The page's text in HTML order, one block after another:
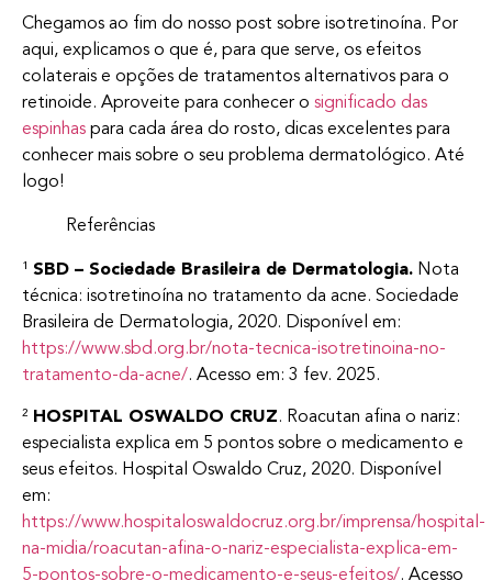
Chegamos ao fim do nosso post sobre isotretinoína. Por
aqui, explicamos o que é, para que serve, os efeitos
colaterais e opções de tratamentos alternativos para o
retinoide. Aproveite para conhecer o significado das
espinhas para cada área do rosto, dicas excelentes para
conhecer mais sobre o seu problema dermatológico. Até
logo!
Referências
¹ SBD – Sociedade Brasileira de Dermatologia. Nota
técnica: isotretinoína no tratamento da acne. Sociedade
Brasileira de Dermatologia, 2020. Disponível em:
https://www.sbd.org.br/nota-tecnica-isotretinoina-no-
tratamento-da-acne/. Acesso em: 3 fev. 2025.
² HOSPITAL OSWALDO CRUZ. Roacutan afina o nariz:
especialista explica em 5 pontos sobre o medicamento e
seus efeitos. Hospital Oswaldo Cruz, 2020. Disponível
em:
https://www.hospitaloswaldocruz.org.br/imprensa/hospital-
na-midia/roacutan-afina-o-nariz-especialista-explica-em-
5-pontos-sobre-o-medicamento-e-seus-efeitos/. Acesso